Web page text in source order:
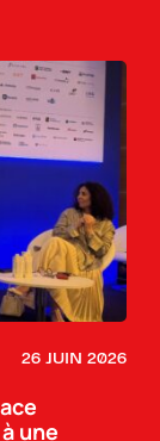
26 JUIN 2026
une